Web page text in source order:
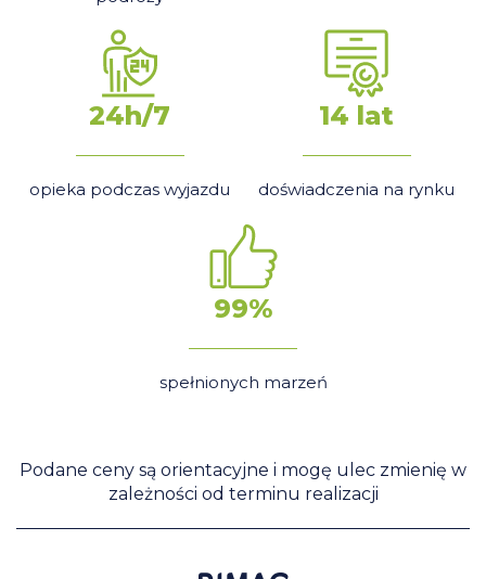
24h/7
opieka podczas wyjazdu
14 lat
doświadczenia na rynku
99%
spełnionych marzeń
Podane ceny są orientacyjne i mogę ulec zmienię w
zależności od terminu realizacji